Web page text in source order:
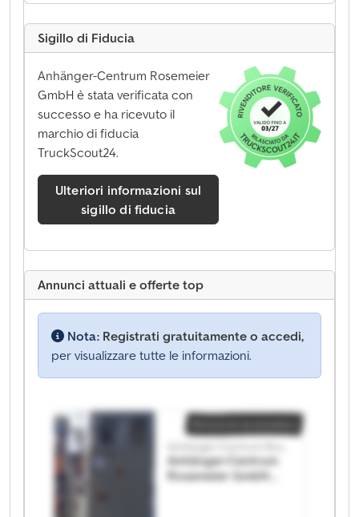
Sigillo di Fiducia
Anhänger-Centrum Rosemeier
GmbH è stata verificata con
successo e ha ricevuto il
marchio di fiducia
TruckScout24.
Ulteriori informazioni sul
sigillo di fiducia
Annunci attuali e offerte top
Nota: Registrati gratuitamente o accedi,
per visualizzare tutte le informazioni.
Anhänger-Centrum
Rosemeier GmbH